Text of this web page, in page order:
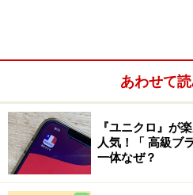
パスコードを設定し、一定時
ンロック）がかかる設定に
失・盗難しても、個人情報を
てしまうリスクが抑えられま
ら利用できる機能を制限して
あわせて
『ユニクロ』が
人気！「 高級ブ
一体なぜ？